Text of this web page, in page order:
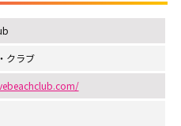
クラブ